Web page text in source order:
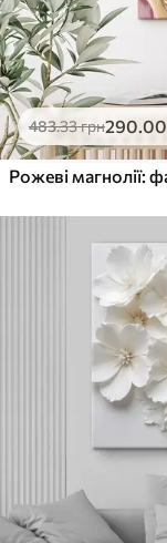
483.33грн290.00